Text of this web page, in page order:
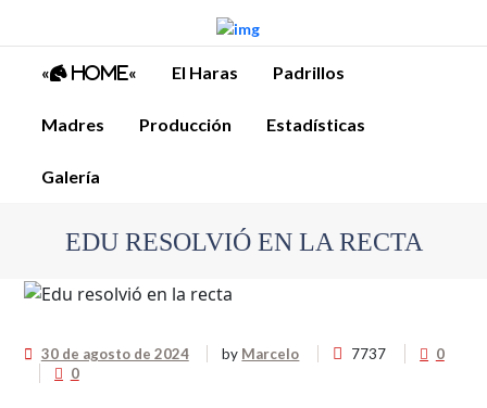
« Home« El Haras Padrillos
Madres Producción Estadísticas
Galería
EDU RESOLVIÓ EN LA RECTA
30 de agosto de 2024 by Marcelo 7737
0
0